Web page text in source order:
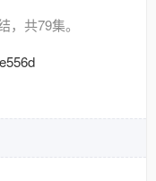
共79集。